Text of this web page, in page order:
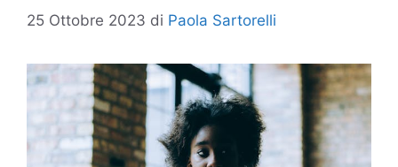
25 Ottobre 2023 di Paola Sartorelli